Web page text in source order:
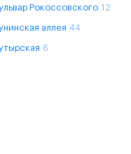
Рокоссовского 12
аллея 44
6